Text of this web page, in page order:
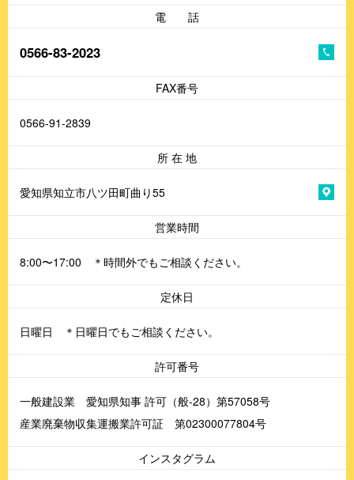
電 話
0566-83-2023
FAX番号
0566-91-2839
所 在 地
愛知県知立市八ツ田町曲り55
営業時間
8:00〜17:00 ＊時間外でもご相談ください。
定休日
日曜日 ＊日曜日でもご相談ください。
許可番号
一般建設業 愛知県知事 許可（般-28）第57058号
産業廃棄物収集運搬業許可証 第02300077804号
インスタグラム